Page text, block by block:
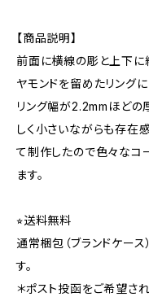
【商品説明】
前面に横線の彫と上下に
ヤモンドを留めたリングに
リング幅が2.2mmほどの
しく小さいながらも存在
て制作したので色々なコ
ます。
⭐︎送料無料
通常梱包（ブランドケー
す。
＊ポスト投函をご希望さ